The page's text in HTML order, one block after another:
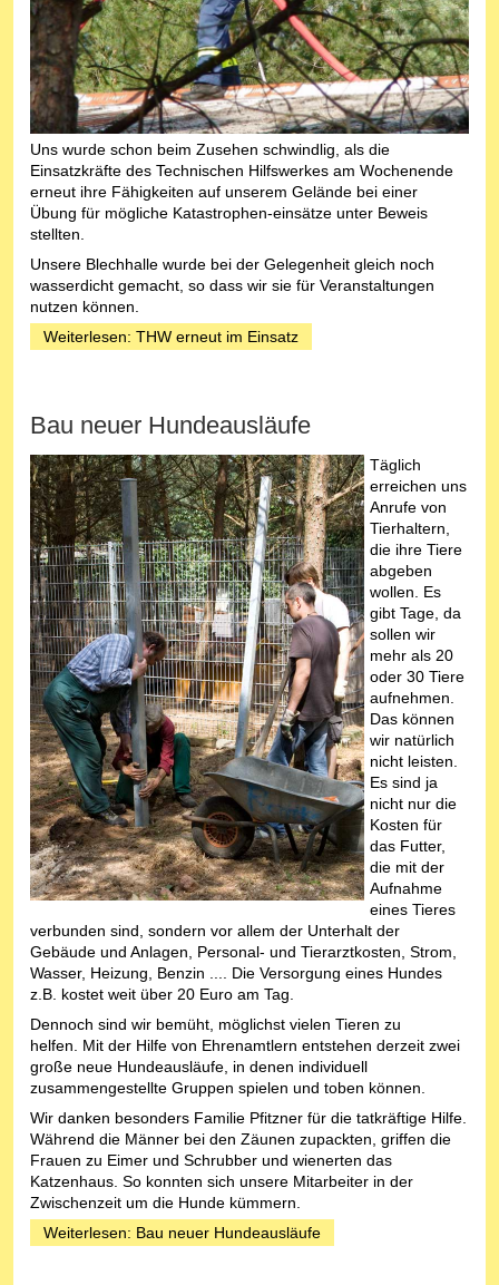
Uns wurde schon beim Zusehen schwindlig, als die
Einsatzkräfte des Technischen Hilfswerkes am Wochenende
erneut ihre Fähigkeiten auf unserem Gelände bei einer
Übung für mögliche Katastrophen-einsätze unter Beweis
stellten.
Unsere Blechhalle wurde bei der Gelegenheit gleich noch
wasserdicht gemacht, so dass wir sie für Veranstaltungen
nutzen können.
Weiterlesen: THW erneut im Einsatz
Bau neuer Hundeausläufe
Täglich
erreichen uns
Anrufe von
Tierhaltern,
die ihre Tiere
abgeben
wollen. Es
gibt Tage, da
sollen wir
mehr als 20
oder 30 Tiere
aufnehmen.
Das können
wir natürlich
nicht leisten.
Es sind ja
nicht nur die
Kosten für
das Futter,
die mit der
Aufnahme
eines Tieres
verbunden sind, sondern vor allem der Unterhalt der
Gebäude und Anlagen, Personal- und Tierarztkosten, Strom,
Wasser, Heizung, Benzin .... Die Versorgung eines Hundes
z.B. kostet weit über 20 Euro am Tag.
Dennoch sind wir bemüht, möglichst vielen Tieren zu
helfen. Mit der Hilfe von Ehrenamtlern entstehen derzeit zwei
große neue Hundeausläufe, in denen individuell
zusammengestellte Gruppen spielen und toben können.
Wir danken besonders Familie Pfitzner für die tatkräftige Hilfe.
Während die Männer bei den Zäunen zupackten, griffen die
Frauen zu Eimer und Schrubber und wienerten das
Katzenhaus. So konnten sich unsere Mitarbeiter in der
Zwischenzeit um die Hunde kümmern.
Weiterlesen: Bau neuer Hundeausläufe